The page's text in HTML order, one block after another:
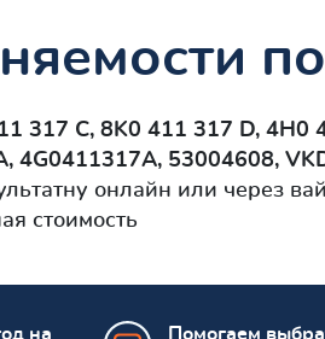
317 C, 8K0 411 317 D, 4H0
4G0411317A, 53004608,
онлайн или через
стоимость
на
Помогаем